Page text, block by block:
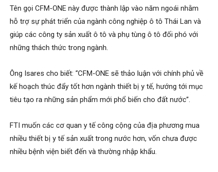
Tên gọi CFM-ONE này được thành lập vào năm ngoái nhằm
hỗ trợ sự phát triển của ngành công nghiệp ô tô Thái Lan và
giúp các công ty sản xuất ô tô và phụ tùng ô tô đối phó với
những thách thức trong ngành.
Ông Isares cho biết: “CFM-ONE sẽ thảo luận với chính phủ về
kế hoạch thúc đẩy tốt hơn ngành thiết bị y tế, hướng tới mục
tiêu tạo ra những sản phẩm mới phổ biến cho đất nước”.
FTI muốn các cơ quan y tế công cộng của địa phương mua
nhiều thiết bị y tế sản xuất trong nước hơn, vốn chưa được
nhiều bệnh viện biết đến và thường nhập khẩu.